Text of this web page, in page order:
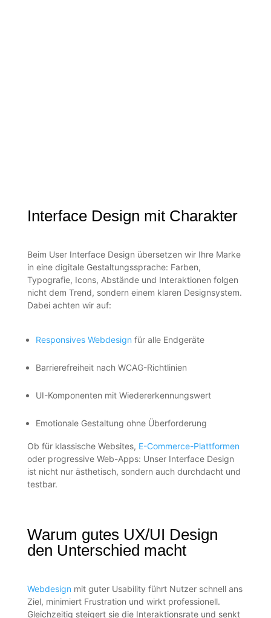
Interface Design mit Charakter
Beim User Interface Design übersetzen wir Ihre Marke
in eine digitale Gestaltungssprache: Farben,
Typografie, Icons, Abstände und Interaktionen folgen
nicht dem Trend, sondern einem klaren Designsystem.
Dabei achten wir auf:
Responsives Webdesign für alle Endgeräte
Barrierefreiheit nach WCAG-Richtlinien
UI-Komponenten mit Wiedererkennungswert
Emotionale Gestaltung ohne Überforderung
Ob für klassische Websites, E-Commerce-Plattformen
oder progressive Web-Apps: Unser Interface Design
ist nicht nur ästhetisch, sondern auch durchdacht und
testbar.
Warum gutes UX/UI Design
den Unterschied macht
Webdesign mit guter Usability führt Nutzer schnell ans
Ziel, minimiert Frustration und wirkt professionell.
Gleichzeitig steigert sie die Interaktionsrate und senkt